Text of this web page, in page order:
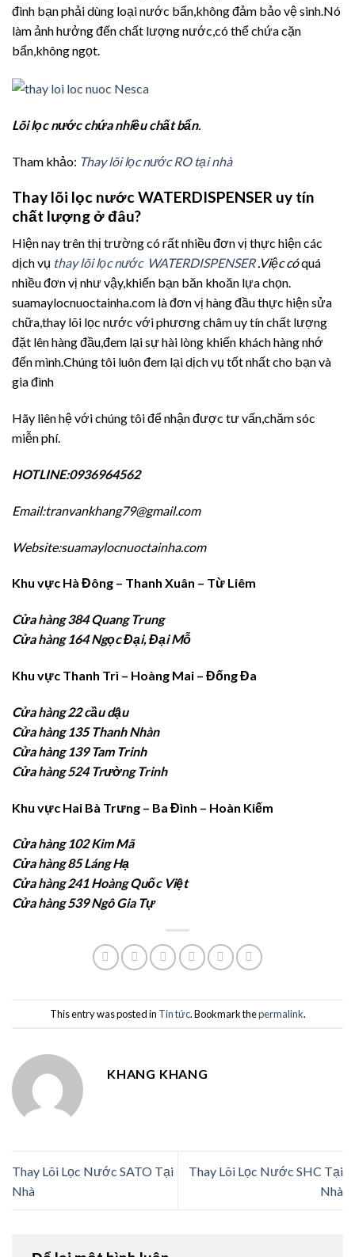
đình bạn phải dùng loại nước bẩn,không đảm bảo vệ sinh.Nó
làm ảnh hưởng đến chất lượng nước,có thể chứa cặn
bẩn,không ngọt.
Lõi lọc nước chứa nhiều chất bẩn.
Tham khảo: Thay lõi lọc nước RO tại nhà
Thay lõi lọc nước WATERDISPENSER uy tín
chất lượng ở đâu?
Hiện nay trên thị trường có rất nhiều đơn vị thực hiện các
dịch vụ thay lõi lọc nước WATERDISPENSER.Việc cóquá
nhiều đơn vị như vậy,khiến bạn băn khoăn lựa chọn.
suamaylocnuoctainha.com là đơn vị hàng đầu thực hiện sửa
chữa,thay lõi lọc nước với phương châm uy tín chất lượng
đặt lên hàng đầu,đem lại sự hài lòng khiến khách hàng nhớ
đến mình.Chúng tôi luôn đem lại dịch vụ tốt nhất cho bạn và
gia đình
Hãy liên hệ với chúng tôi để nhận được tư vấn,chăm sóc
miễn phí.
HOTLINE:0936964562
Email:tranvankhang79@gmail.com
Website:suamaylocnuoctainha.com
Khu vực Hà Đông – Thanh Xuân – Từ Liêm
Cửa hàng 384 Quang Trung
Cửa hàng 164 Ngọc Đại, Đại Mỗ
Khu vực Thanh Trì – Hoàng Mai – Đống Đa
Cửa hàng 22 cầu dậu
Cửa hàng 135 Thanh Nhàn
Cửa hàng 139 Tam Trinh
Cửa hàng 524 Trường Trinh
Khu vực Hai Bà Trưng – Ba Đình – Hoàn Kiếm
Cửa hàng 102 Kim Mã
Cửa hàng 85 Láng Hạ
Cửa hàng 241 Hoàng Quốc Việt
Cửa hàng 539 Ngô Gia Tự
This entry was posted in Tin tức. Bookmark thepermalink.
KHANG KHANG
Thay Lõi Lọc Nước SATO Tại
Nhà
Thay Lõi Lọc Nước SHC Tại
Nhà